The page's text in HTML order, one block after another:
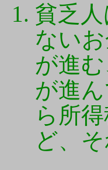
貧乏
ない
が進
が進
ら所
ど、